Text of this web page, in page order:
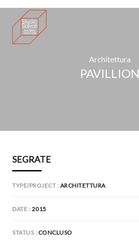
Architettura
PAVILLION
SEGRATE
TYPE/PROJECT ARCHITETTURA
DATE 2015
STATUS CONCLUSO